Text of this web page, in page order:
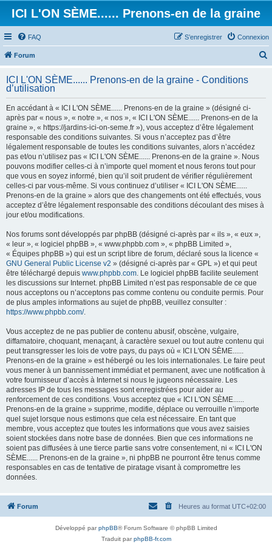
ICI L'ON SÈME...... Prenons-en de la graine
FAQ Connexion
S’enregistrer
Forum
ICI L'ON SÈME...... Prenons-en de la graine - Conditions
d’utilisation
En accédant à « ICI L'ON SÈME...... Prenons-en de la graine » (désigné ci-
après par « nous », « notre », « nos », « ICI L'ON SÈME...... Prenons-en de la
graine », « https://jardins-ici-on-seme.fr »), vous acceptez d’être légalement
responsable des conditions suivantes. Si vous n’acceptez pas d’être
légalement responsable de toutes les conditions suivantes, alors n’accédez
pas et/ou n’utilisez pas « ICI L'ON SÈME...... Prenons-en de la graine ». Nous
pouvons modifier celles-ci à n’importe quel moment et nous ferons tout pour
que vous en soyez informé, bien qu’il soit prudent de vérifier régulièrement
celles-ci par vous-même. Si vous continuez d’utiliser « ICI L'ON SÈME......
Prenons-en de la graine » alors que des changements ont été effectués, vous
acceptez d’être légalement responsable des conditions découlant des mises à
jour et/ou modifications.
Nos forums sont développés par phpBB (désigné ci-après par « ils », « eux »,
« leur », « logiciel phpBB », « www.phpbb.com », « phpBB Limited »,
« Équipes phpBB ») qui est un script libre de forum, déclaré sous la licence «
GNU General Public License v2 » (désigné ci-après par « GPL ») et qui peut
être téléchargé depuis www.phpbb.com. Le logiciel phpBB facilite seulement
les discussions sur Internet. phpBB Limited n’est pas responsable de ce que
nous acceptons ou n’acceptons pas comme contenu ou conduite permis. Pour
de plus amples informations au sujet de phpBB, veuillez consulter :
https://www.phpbb.com/.
Vous acceptez de ne pas publier de contenu abusif, obscène, vulgaire,
diffamatoire, choquant, menaçant, à caractère sexuel ou tout autre contenu qui
peut transgresser les lois de votre pays, du pays où « ICI L'ON SÈME......
Prenons-en de la graine » est hébergé ou les lois internationales. Le faire peut
vous mener à un bannissement immédiat et permanent, avec une notification à
votre fournisseur d’accès à Internet si nous le jugeons nécessaire. Les
adresses IP de tous les messages sont enregistrées pour aider au
renforcement de ces conditions. Vous acceptez que « ICI L'ON SÈME......
Prenons-en de la graine » supprime, modifie, déplace ou verrouille n’importe
quel sujet lorsque nous estimons que cela est nécessaire. En tant que
membre, vous acceptez que toutes les informations que vous avez saisies
soient stockées dans notre base de données. Bien que ces informations ne
soient pas diffusées à une tierce partie sans votre consentement, ni « ICI L'ON
SÈME...... Prenons-en de la graine », ni phpBB ne pourront être tenus comme
responsables en cas de tentative de piratage visant à compromettre les
données.
Forum Heures au format UTC+02:00
Développé parphpBB® Forum Software © phpBB Limited
Traduit parphpBB-fr.com